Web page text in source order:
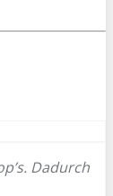
Dadurch